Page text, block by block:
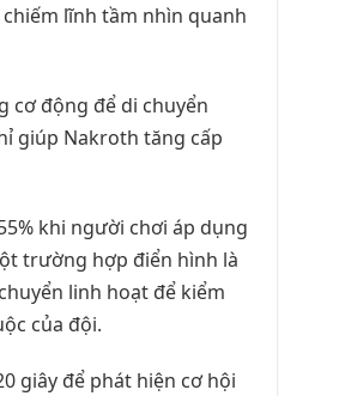
lĩnh tầm nhìn quanh
cơ động để di chuyển
giúp Nakroth tăng cấp
khi người chơi áp dụng
trường hợp điển hình là
linh hoạt để kiểm
của đội.
giây để phát hiện cơ hội